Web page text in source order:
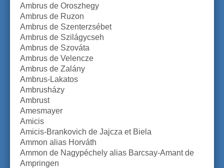
Ambrus de Oroszhegy
Ambrus de Ruzon
Ambrus de Szenterzsébet
Ambrus de Szilágycseh
Ambrus de Szováta
Ambrus de Velencze
Ambrus de Zalány
Ambrus-Lakatos
Ambrusházy
Ambrust
Amesmayer
Amicis
Amicis-Brankovich de Jajcza et Biela
Ammon alias Horváth
Ammon de Nagypéchely alias Barcsay-Amant de
Ampringen